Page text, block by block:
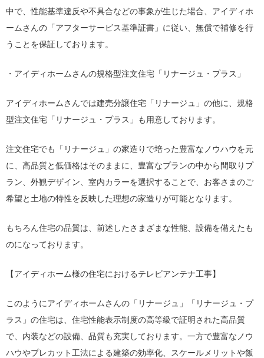
中で、性能基準違反や不具合などの事象が生じた場合、アイディホ
ームさんの「アフターサービス基準証書」に従い、無償で補修を行
うことを保証しております。
・アイディホームさんの規格型注文住宅「リナージュ・プラス」
アイディホームさんでは建売分譲住宅「リナージュ」の他に、規格
型注文住宅「リナージュ・プラス」も用意しております。
注文住宅でも「リナージュ」の家造りで培った豊富なノウハウを元
に、高品質と低価格はそのままに、豊富なプランの中から間取りプ
ラン、外観デザイン、室内カラーを選択することで、お客さまのご
希望と土地の特性を反映した理想の家造りが可能となります。
もちろん住宅の品質は、前述したさまざまな性能、設備を備えたも
のになっております。
【アイディホーム様の住宅におけるテレビアンテナ工事】
このようにアイディホームさんの「リナージュ」「リナージュ・プ
ラス」の住宅は、住宅性能表示制度の高等級で証明された高品質
で、内装などの設備、品質も充実しております。一方で豊富なノウ
ハウやプレカット工法による建築の効率化、スケールメリットや飯